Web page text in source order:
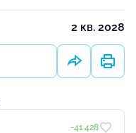
2 кв. 2028
-41 428